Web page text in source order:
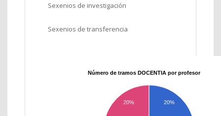
Sexenios de investigación
Sexenios de transferencia
Número de tramos DOCENTIA por profesor
20%
20%